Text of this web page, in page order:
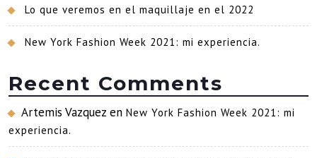
Lo que veremos en el maquillaje en el 2022
New York Fashion Week 2021: mi experiencia.
Recent Comments
Artemis Vazquez en New York Fashion Week 2021: mi
experiencia.